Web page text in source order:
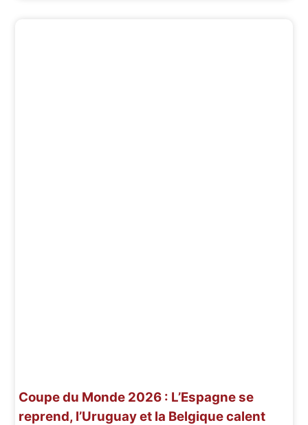
Coupe du Monde 2026 : L’Espagne se
reprend, l’Uruguay et la Belgique calent